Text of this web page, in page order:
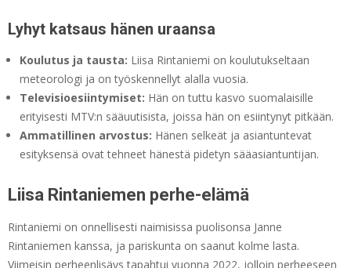
Lyhyt katsaus hänen uraansa
Koulutus ja tausta: Liisa Rintaniemi on koulutukseltaan
meteorologi ja on työskennellyt alalla vuosia.
Televisioesiintymiset: Hän on tuttu kasvo suomalaisille
erityisesti MTV:n sääuutisista, joissa hän on esiintynyt pitkään.
Ammatillinen arvostus: Hänen selkeät ja asiantuntevat
esityksensä ovat tehneet hänestä pidetyn sääasiantuntijan.
Liisa Rintaniemen perhe-elämä
Rintaniemi on onnellisesti naimisissa puolisonsa Janne
Rintaniemen kanssa, ja pariskunta on saanut kolme lasta.
Viimeisin perheenlisäys tapahtui vuonna 2022, jolloin perheeseen